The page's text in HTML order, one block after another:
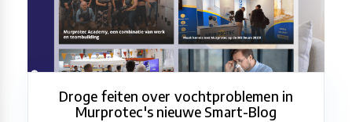
Droge feiten over vochtproblemen in
Murprotec's nieuwe Smart-Blog